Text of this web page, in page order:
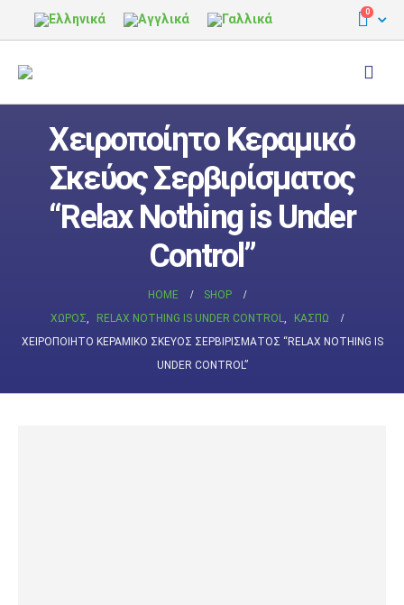
0
Χειροποίητο Κεραμικό
Σκεύος Σερβιρίσματος
“Relax Nothing is Under
Control”
HOME
SHOP
ΧΏΡΟΣ, RELAX NOTHING IS UNDER CONTROL,
ΚΑΣΠΏ
ΧΕΙΡΟΠΟΊΗΤΟ ΚΕΡΑΜΙΚΌ ΣΚΕΎΟΣ ΣΕΡΒΙΡΊΣΜΑΤΟΣ “RELAX NOTHING IS
UNDER CONTROL”